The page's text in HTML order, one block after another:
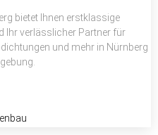
bietet Ihnen erstklassige
Ihr verlässlicher Partner für
und mehr in Nürnberg